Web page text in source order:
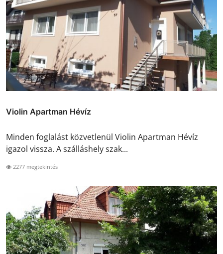
Violin Apartman Hévíz
Minden foglalást közvetlenül Violin Apartman Hévíz
igazol vissza. A szálláshely szak...
2277 megtekintés